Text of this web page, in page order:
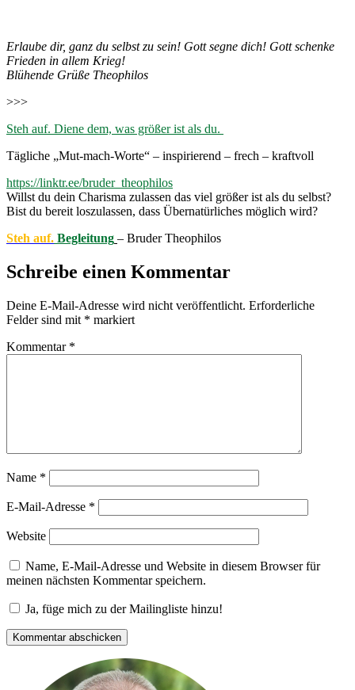
Erlaube dir, ganz du selbst zu sein! Gott segne dich! Gott schenke
Frieden in allem Krieg!
Blühende Grüße Theophilos
>>>
Steh auf. Diene dem, was größer ist als du.
Tägliche „Mut-mach-Worte“ – inspirierend – frech – kraftvoll
https://linktr.ee/bruder_theophilos
Willst du dein Charisma zulassen das viel größer ist als du selbst?
Bist du bereit loszulassen, dass Übernatürliches möglich wird?
Steh auf. Begleitung – Bruder Theophilos
Schreibe einen Kommentar
Deine E-Mail-Adresse wird nicht veröffentlicht. Erforderliche
Felder sind mit * markiert
Kommentar *
Name *
E-Mail-Adresse *
Website
Name, E-Mail-Adresse und Website in diesem Browser für
meinen nächsten Kommentar speichern.
Ja, füge mich zu der Mailingliste hinzu!